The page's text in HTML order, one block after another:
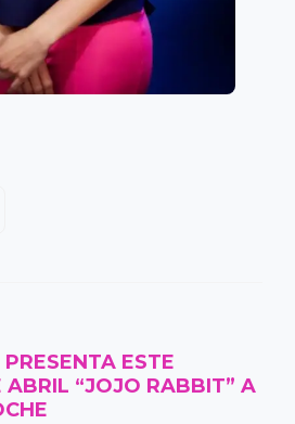
ESTE
“JOJO RABBIT” A